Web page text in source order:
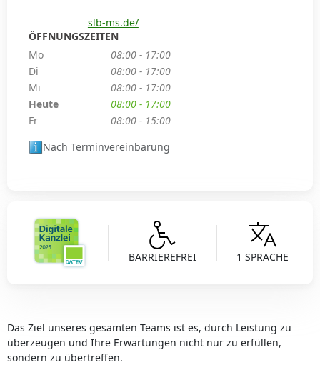
BARRIEREFREI 1 SPRACHE
Das Ziel unseres gesamten Teams ist es, durch Leistung zu
überzeugen und Ihre Erwartungen nicht nur zu erfüllen,
sondern zu übertreffen.
slb-ms.de/
ÖFFNUNGSZEITEN
Mo
08:00 - 17:00
Di
08:00 - 17:00
Mi
08:00 - 17:00
Heute
08:00 - 17:00
Fr
08:00 - 15:00
Nach Terminvereinbarung